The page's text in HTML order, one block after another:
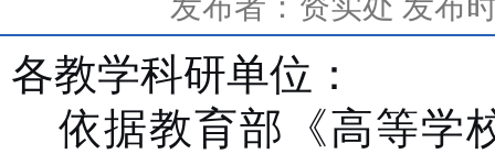
各教学科研单位：
依据教育部《高等学